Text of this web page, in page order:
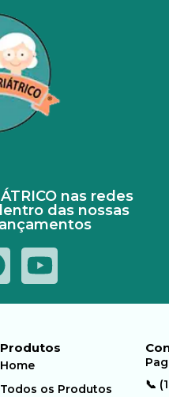
nas redes
das nossas
Produtos
Home
Todos os Produtos
📞